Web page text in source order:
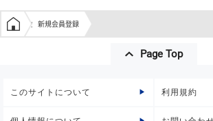
学生の窓口トップ
新規会員登録
Page Top
このサイトについて 利用規約